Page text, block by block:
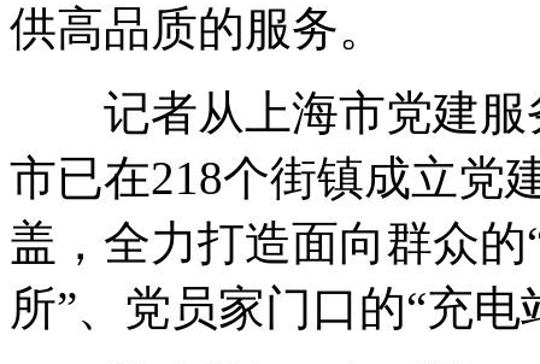
供高品质的服务。
记者从上海市党建服
市已在218个街镇成立党
盖，全力打造面向群众
所”、党员家门口的“充电